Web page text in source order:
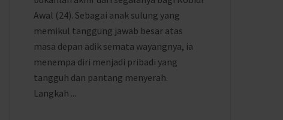
Awal (24). Sebagai anak sulung yang
memikul tanggung jawab besar atas
masa depan adik semata wayangnya, ia
menempa diri menjadi pribadi yang
tangguh dan pantang menyerah.
Langkah ...